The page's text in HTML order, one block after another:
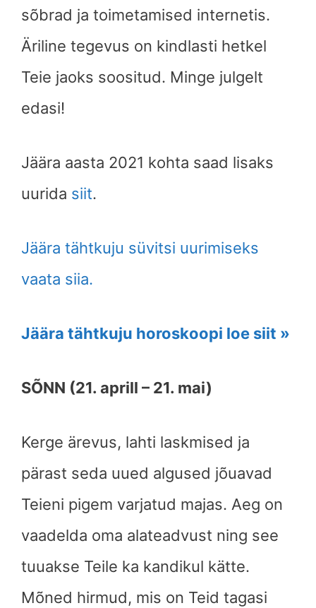
sõbrad ja toimetamised internetis.
Äriline tegevus on kindlasti hetkel
Teie jaoks soositud. Minge julgelt
edasi!
Jäära aasta 2021 kohta saad lisaks
uurida siit.
Jäära tähtkuju süvitsi uurimiseks
vaata siia.
Jäära tähtkuju horoskoopi loe siit »
SÕNN (21. aprill – 21. mai)
Kerge ärevus, lahti laskmised ja
pärast seda uued algused jõuavad
Teieni pigem varjatud majas. Aeg on
vaadelda oma alateadvust ning see
tuuakse Teile ka kandikul kätte.
Mõned hirmud, mis on Teid tagasi